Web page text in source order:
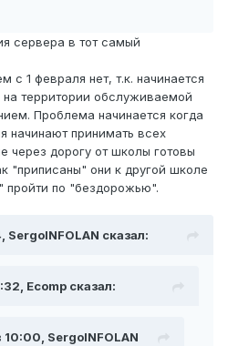
сервера в тот самый
с 1 февраля нет, т.к. начинается
территории обслуживаемой
Проблема начинается когда
начинают принимать всех
через дорогу от школы готовы
"приписаны" они к другой школе
пройти по "бездорожью".
сказал:
Ecomp сказал:
SergoINFOLAN